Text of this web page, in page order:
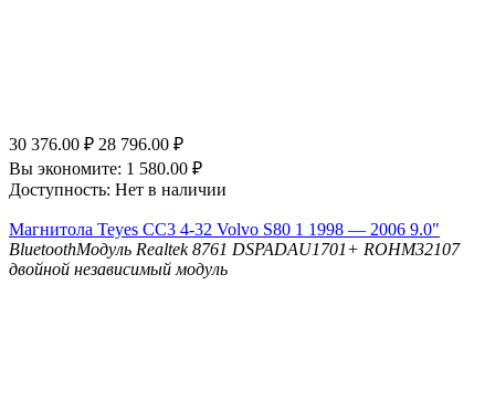
30 376.00 ₽ 28 796.00 ₽
Вы экономите: 1 580.00 ₽
Доступность: Нет в наличии
Магнитола Teyes CC3 4-32 Volvo S80 1 1998 — 2006 9.0"
BluetoothМодуль Realtek 8761 DSPADAU1701+ ROHM32107
двойной независимый модуль